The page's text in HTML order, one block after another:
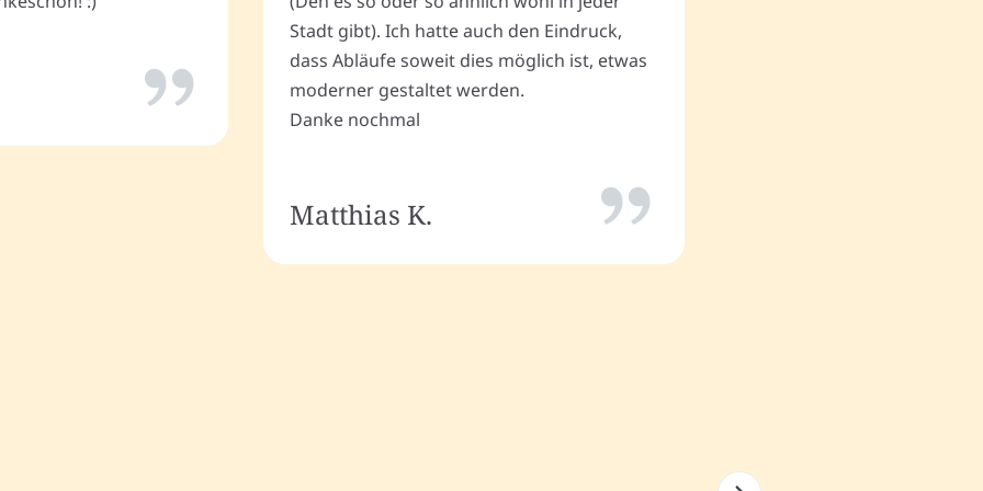
Stadt gibt). Ich hatte auch den Eindruck,
dass Abläufe soweit dies möglich ist, etwas
moderner gestaltet werden.
Danke nochmal
Matthias K.